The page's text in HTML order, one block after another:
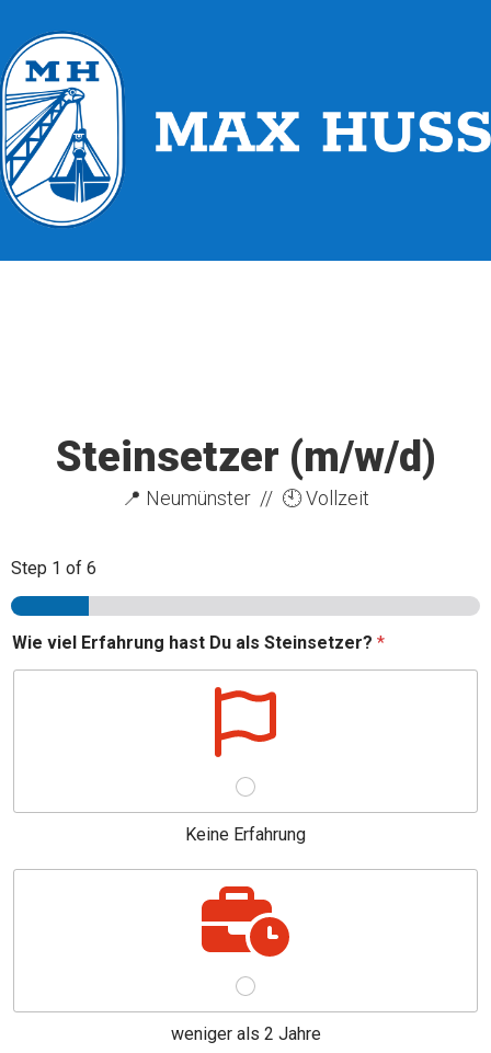
Steinsetzer (m/w/d)
📍 Neumünster // 🕙 Vollzeit
Step 1 of 6
Wie viel Erfahrung hast Du als Steinsetzer? *
Keine Erfahrung
weniger als 2 Jahre